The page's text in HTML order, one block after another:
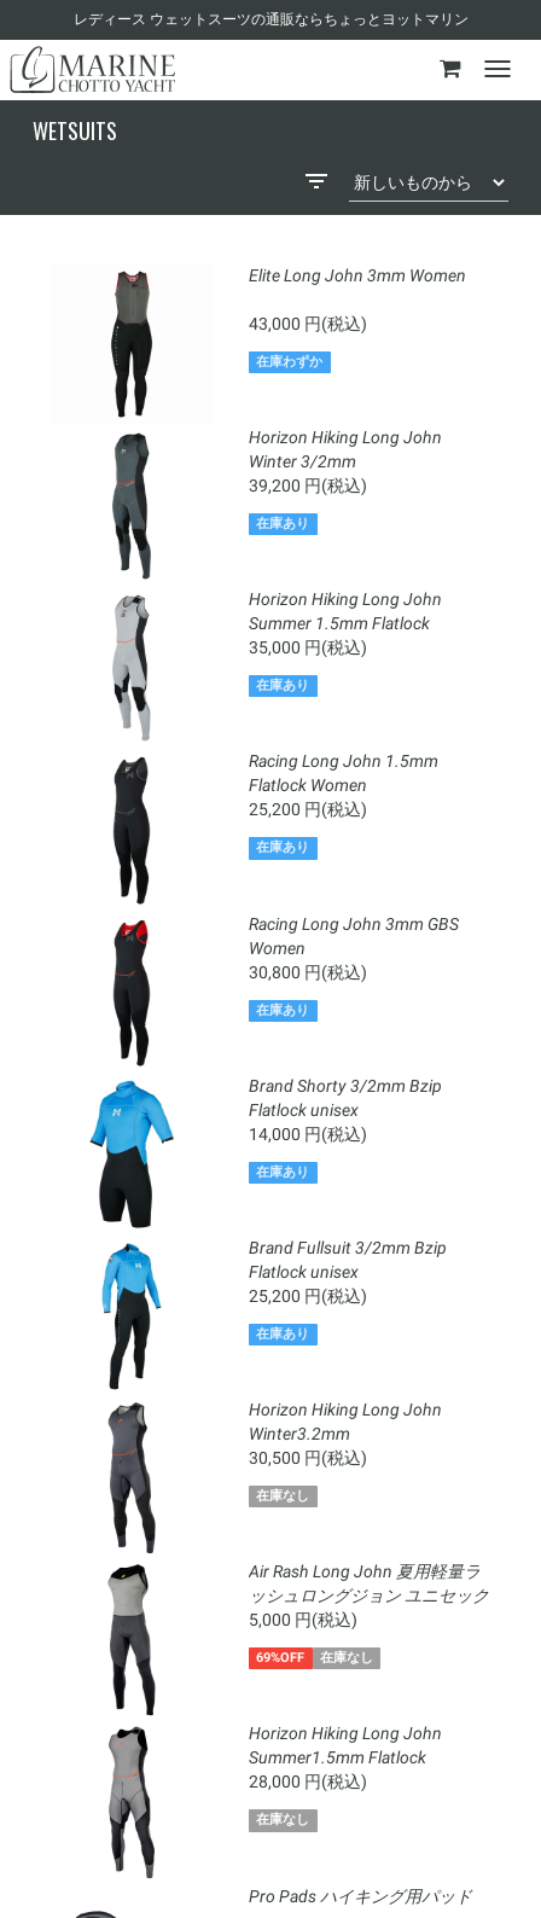
レディース ウェットスーツの通販ならちょっとヨットマリン
WETSUITS
Elite Long John 3mm Women
43,000 円(税込)
在庫わずか
Horizon Hiking Long John
Winter 3/2mm
39,200 円(税込)
在庫あり
Horizon Hiking Long John
Summer 1.5mm Flatlock
35,000 円(税込)
在庫あり
Racing Long John 1.5mm
Flatlock Women
25,200 円(税込)
在庫あり
Racing Long John 3mm GBS
Women
30,800 円(税込)
在庫あり
Brand Shorty 3/2mm Bzip
Flatlock unisex
14,000 円(税込)
在庫あり
Brand Fullsuit 3/2mm Bzip
Flatlock unisex
25,200 円(税込)
在庫あり
Horizon Hiking Long John
Winter3.2mm
30,500 円(税込)
在庫なし
Air Rash Long John 夏用軽量ラ
ッシュロングジョン ユニセック
ス
5,000 円(税込)
69%OFF 在庫なし
Horizon Hiking Long John
Summer1.5mm Flatlock
28,000 円(税込)
在庫なし
Pro Pads ハイキング用パッド